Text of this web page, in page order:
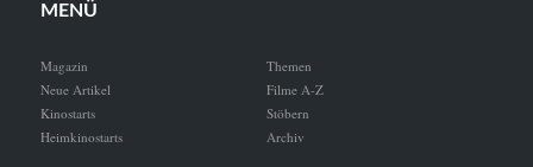
MENÜ
Magazin
Neue Artikel
Kinostarts
Heimkinostarts
Themen
Filme A-Z
Stöbern
Archiv